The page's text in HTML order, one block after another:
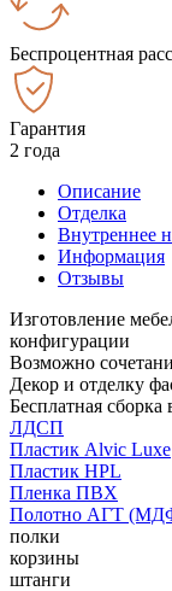
Беспроцентная
Гарантия
2 года
Описание
Отделка
Внутреннее
Информация
Отзывы
Изготовление
конфигурации
Возможно
Декор и отделку
Бесплатная сборка
ЛДСП
Пластик Alvic Luxe
Пластик HPL
Пленка ПВХ
Полотно АГТ
полки
корзины
штанги